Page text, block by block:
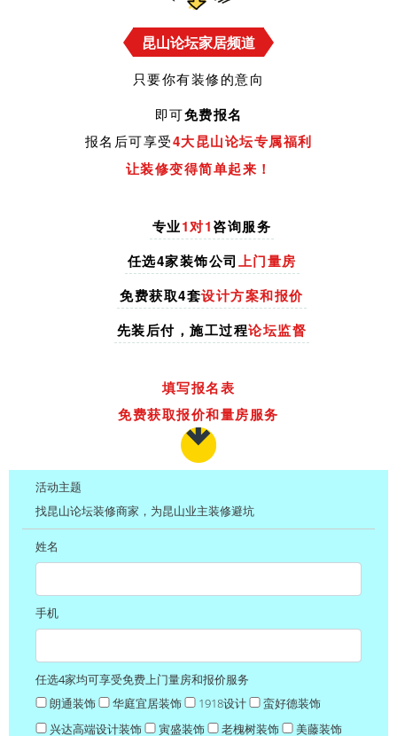
昆山论坛家居频道
只要你有装修的意向
即可免费报名
报名后可享受4大昆山论坛专属福利
让装修变得简单起来！
专业1对1咨询服务
任选4家装饰公司上门量房
免费获取4套设计方案和报价
先装后付，施工过程论坛监督
填写报名表
免费获取报价和量房服务